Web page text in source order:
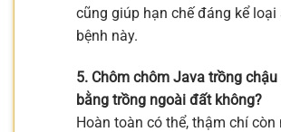
cũng giúp hạn chế đáng kể loại
bệnh này.
5. Chôm chôm Java trồng
bằng trồng ngoài đất không?
Hoàn toàn có thể, thậm chí còn